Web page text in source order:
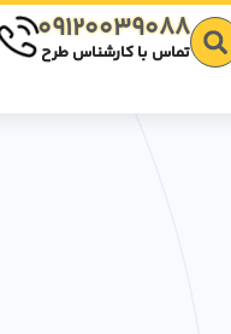
09120039088
تماس با کارشناس طرح